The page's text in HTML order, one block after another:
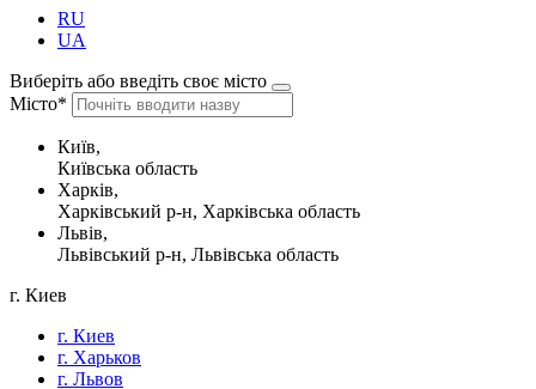
RU
UA
Виберіть або введіть своє місто
Місто*
Київ,
Київська область
Харків,
Харківський р-н, Харківська область
Львів,
Львівський р-н, Львівська область
г. Киев
г. Киев
г. Харьков
г. Львов